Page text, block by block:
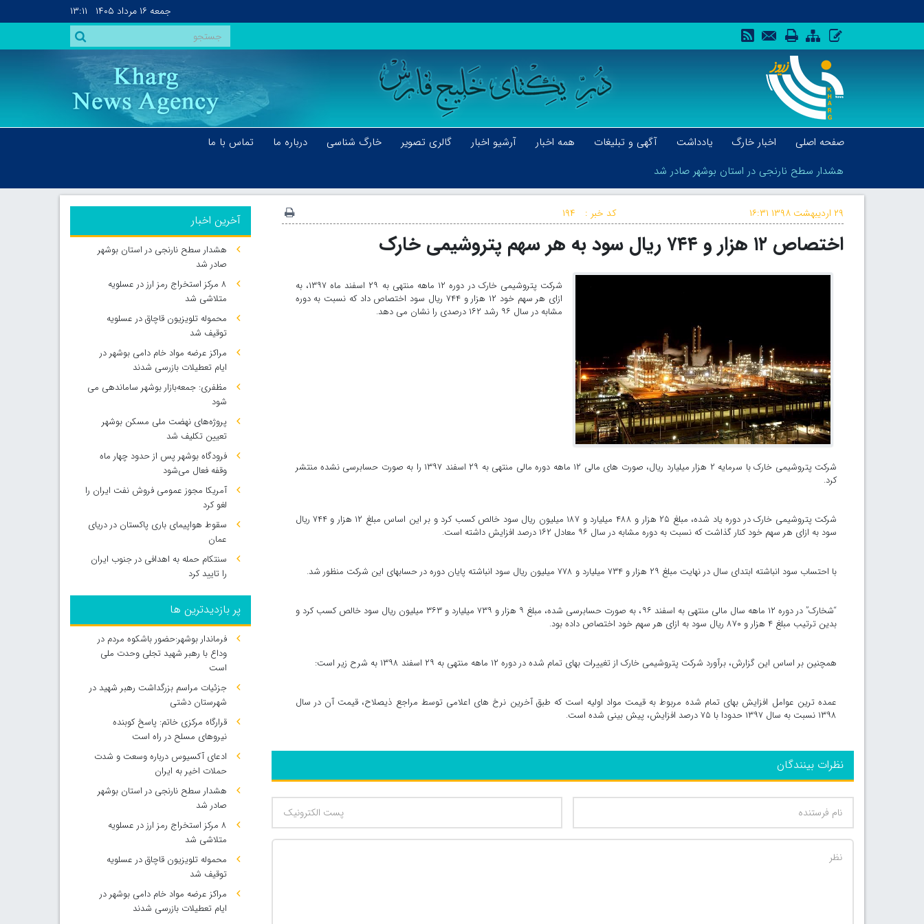
جمعه ۱۶ مرداد ۱۴۰۵ ۱۳:۱۱
صفحه اصلی اخبار خارگ یادداشت آگهی و تبلیغات همه اخبار آرشیو اخبار گالری تصویر خارگ شناسی درباره ما
تماس با ما
هشدار سطح نارنجی در استان بوشهر صادر شد
هشدار سطح نارنجی در استان بوشهر صادر شد
کد خبر : ۱۹۴ ۲۹ اردیبهشت ۱۳۹۸ ۱۶:۳۱
اختصاص ۱۲ هزار و ۷۴۴ ریال سود به هر سهم پتروشیمی خارک
شرکت پتروشیمی خارک در دوره ۱۲ ماهه منتهی به ۲۹ اسفند ماه ۱۳۹۷، به
ازای هر سهم خود ۱۲ هزار و ۷۴۴ ریال سود اختصاص داد که نسبت به دوره
مشابه در سال ۹۶ رشد ۱۶۲ درصدی را نشان می دهد.
شرکت پتروشیمی خارک با سرمایه ۲ هزار میلیارد ریال، صورت های مالی ۱۲ ماهه دوره مالی منتهی به ۲۹ اسفند ۱۳۹۷ را به صورت حسابرسی نشده منتشر
کرد.
شرکت پتروشیمی خارک در دوره یاد شده، مبلغ ۲۵ هزار و ۴۸۸ میلیارد و ۱۸۷ میلیون ریال سود خالص کسب کرد و بر این اساس مبلغ ۱۲ هزار و ۷۴۴ ریال
سود به ازای هر سهم خود کنار گذاشت که نسبت به دوره مشابه در سال ۹۶ معادل ۱۶۲ درصد افزایش داشته است.
با احتساب سود انباشته ابتدای سال در نهایت مبلغ ۲۹ هزار و ۷۳۴ میلیارد و ۷۷۸ میلیون ریال سود انباشته پایان دوره در حسابهای این شرکت منظور شد.
“شخارک” در دوره ۱۲ ماهه سال مالی منتهی به اسفند ۹۶، به صورت حسابرسی شده، مبلغ ۹ هزار و ۷۳۹ میلیارد و ۳۶۳ میلیون ریال سود خالص کسب کرد و
بدین ترتیب مبلغ ۴ هزار و ۸۷۰ ریال سود به ازای هر سهم خود اختصاص داده بود.
همچنین بر اساس این گزارش، برآورد شرکت پتروشیمی خارک از تغییرات بهای تمام شده در دوره ۱۲ ماهه منتهی به ۲۹ اسفند ۱۳۹۸ به شرح زیر است:
عمده ترین عوامل افزایش بهای تمام شده مربوط به قیمت مواد اولیه است که طبق آخرین نرخ های اعلامی توسط مراجع ذیصلاح، قیمت آن در سال
۱۳۹۸ نسبت به سال ۱۳۹۷ حدودا با ۷۵ درصد افزایش، پیش بینی شده است.
نظرات بینندگان
آخرین اخبار
هشدار سطح نارنجی در استان بوشهر
صادر شد
۸ مرکز استخراج رمز ارز در عسلویه
متلاشی شد
محموله تلویزیون قاچاق در عسلویه
توقیف شد
مراکز عرضه مواد خام دامی بوشهر در
ایام تعطیلات بازرسی شدند
مظفری: جمعه‌بازار بوشهر ساماندهی می‌
شود
پروژه‌های نهضت ملی مسکن بوشهر
تعیین تکلیف شد
فرودگاه بوشهر پس از حدود چهار ماه
وقفه فعال می‌شود
آمریکا مجوز عمومی فروش نفت ایران را
لغو کرد
سقوط هواپیمای باری پاکستان در دریای
عمان
سنتکام حمله به اهدافی در جنوب ایران
را تایید کرد
پر بازدیدترین ها
فرماندار بوشهر:حضور باشکوه مردم در
وداع با رهبر شهید تجلی وحدت ملی
است
جزئیات مراسم بزرگداشت رهبر شهید در
شهرستان دشتی
قرارگاه مرکزی خاتم: پاسخ کوبنده
نیروهای مسلح در راه است
ادعای آکسیوس درباره وسعت و شدت
حملات اخیر به ایران
هشدار سطح نارنجی در استان بوشهر
صادر شد
۸ مرکز استخراج رمز ارز در عسلویه
متلاشی شد
محموله تلویزیون قاچاق در عسلویه
توقیف شد
مراکز عرضه مواد خام دامی بوشهر در
ایام تعطیلات بازرسی شدند